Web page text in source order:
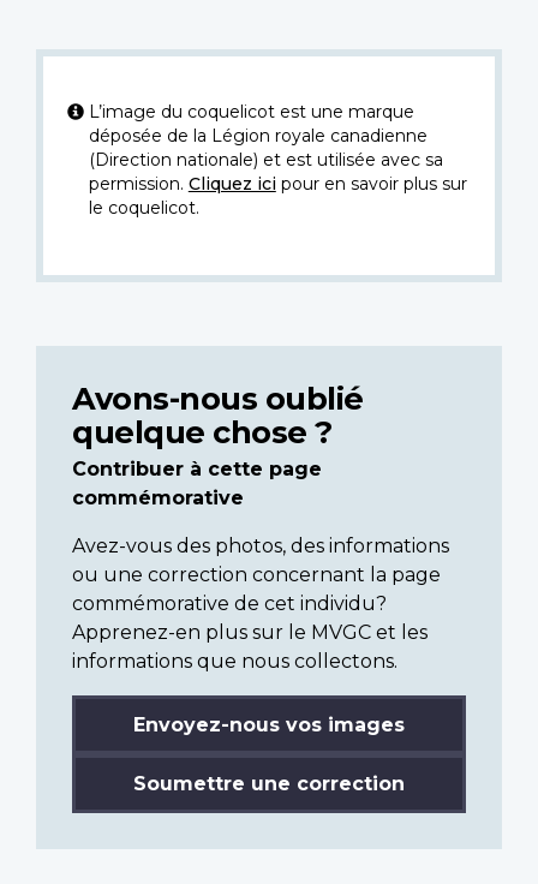
L’image du coquelicot est une marque
déposée de la Légion royale canadienne
(Direction nationale) et est utilisée avec sa
permission. Cliquez icipour en savoir plus sur
le coquelicot.
Avons-nous oublié
quelque chose ?
Contribuer à cette page
commémorative
Avez-vous des photos, des informations
ou une correction concernant la page
commémorative de cet individu?
Apprenez-en plus sur le MVGC et les
informations que nous collectons.
Envoyez-nous vos images
Soumettre une correction